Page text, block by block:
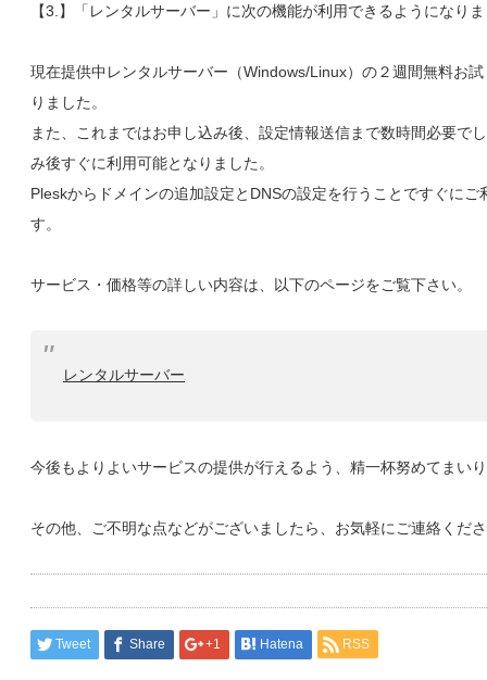
【3.】「レンタルサーバー」に次の機能が利用できるようになり
現在提供中レンタルサーバー（Windows/Linux）の２週間無料お
りました。
また、これまではお申し込み後、設定情報送信まで数時間必要で
み後すぐに利用可能となりました。
Pleskからドメインの追加設定とDNSの設定を行うことですぐにご
す。
サービス・価格等の詳しい内容は、以下のページをご覧下さい。
レンタルサーバー
今後もよりよいサービスの提供が行えるよう、精一杯努めてまい
その他、ご不明な点などがございましたら、お気軽にご連絡くだ
Tweet Share +1 Hatena RSS